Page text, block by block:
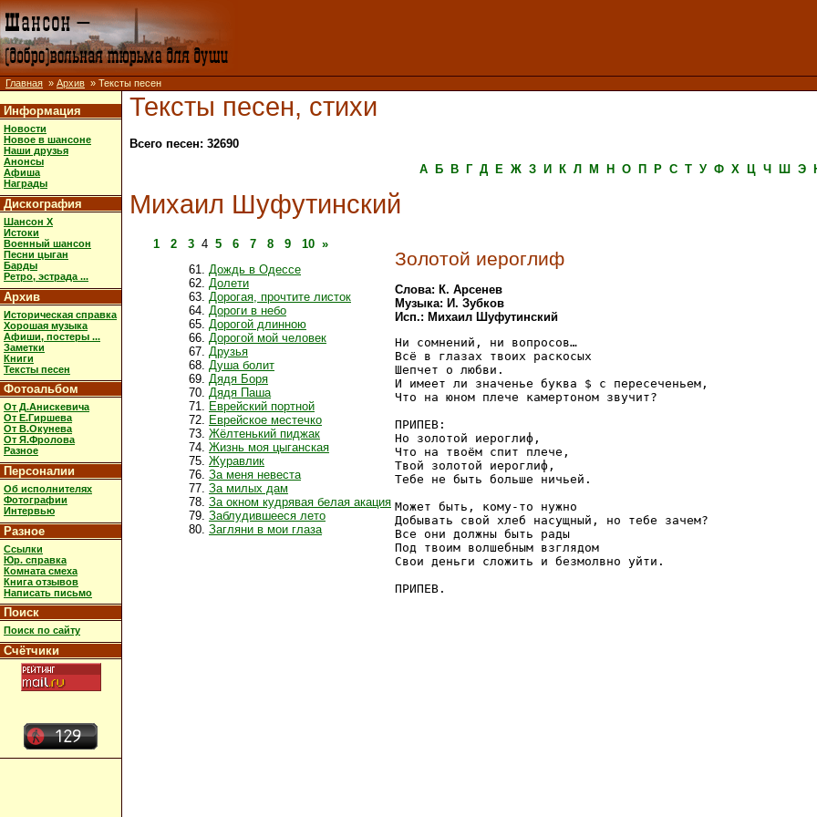
Главная » Архив » Тексты песен
Информация
Новости
Новое в шансоне
Наши друзья
Анонсы
Афиша
Награды
Дискография
Шансон X
Истоки
Военный шансон
Песни цыган
Барды
Ретро, эстрада ...
Архив
Историческая справка
Хорошая музыка
Афиши, постеры ...
Заметки
Книги
Тексты песен
Фотоальбом
От Д.Анискевича
От Е.Гиршева
От В.Окунева
От Я.Фролова
Разное
Персоналии
Об исполнителях
Фотографии
Интервью
Разное
Ссылки
Юр. справка
Комната смеха
Книга отзывов
Написать письмо
Поиск
Поиск по сайту
Счётчики
Тексты песен, стихи
Всего песен: 32690
А
Б В Г Д Е Ж З И К Л М Н О П Р С Т У Ф Х Ц Ч Ш Э
Михаил Шуфутинский
1 2 3 4 5 6 7 8 9 10 »
Дождь в Одессе
Долети
Дорогая, прочтите листок
Дороги в небо
Дорогой длинною
Дорогой мой человек
Друзья
Душа болит
Дядя Боря
Дядя Паша
Еврейский портной
Еврейское местечко
Жёлтенький пиджак
Жизнь моя цыганская
Журавлик
За меня невеста
За милых дам
За окном кудрявая белая акация
Заблудившееся лето
Загляни в мои глаза
Золотой иероглиф
Слова: К. Арсенев
Музыка: И. Зубков
Исп.: Михаил Шуфутинский
Ни сомнений, ни вопросов…
Всё в глазах твоих раскосых
Шепчет о любви.
И имеет ли значенье буква $ с пересеченьем,
Что на юном плече камертоном звучит?
ПРИПЕВ:
Но золотой иероглиф,
Что на твоём спит плече,
Твой золотой иероглиф,
Тебе не быть больше ничьей.
Может быть, кому-то нужно
Добывать свой хлеб насущный, но тебе зачем?
Все они должны быть рады
Под твоим волшебным взглядом
Свои деньги сложить и безмолвно уйти.
ПРИПЕВ.